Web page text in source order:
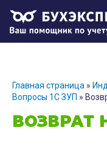
Главная страница »
Вопросы 1С ЗУП »
ВОЗВРАТ